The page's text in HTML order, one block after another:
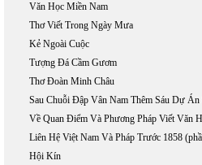
Văn Học Miền Nam
Thơ Viết Trong Ngày Mưa
Kẻ Ngoài Cuộc
Tượng Đá Cầm Gươm
Thơ Đoàn Minh Châu
Về Quan Điểm Và Phương Pháp Viết Văn
Liên Hệ Việt Nam Và Pháp Trước 1858
Hội Kín